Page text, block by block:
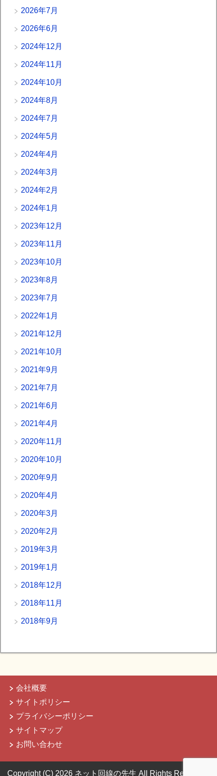
2026年7月
2026年6月
2024年12月
2024年11月
2024年10月
2024年8月
2024年7月
2024年5月
2024年4月
2024年3月
2024年2月
2024年1月
2023年12月
2023年11月
2023年10月
2023年8月
2023年7月
2022年1月
2021年12月
2021年10月
2021年9月
2021年7月
2021年6月
2021年4月
2020年11月
2020年10月
2020年9月
2020年4月
2020年3月
2020年2月
2019年3月
2019年1月
2018年12月
2018年11月
2018年9月
会社概要
サイトポリシー
プライバシーポリシー
サイトマップ
お問い合わせ
Copyright (C) 2026 ネット回線の先生 All Rights Reserved.